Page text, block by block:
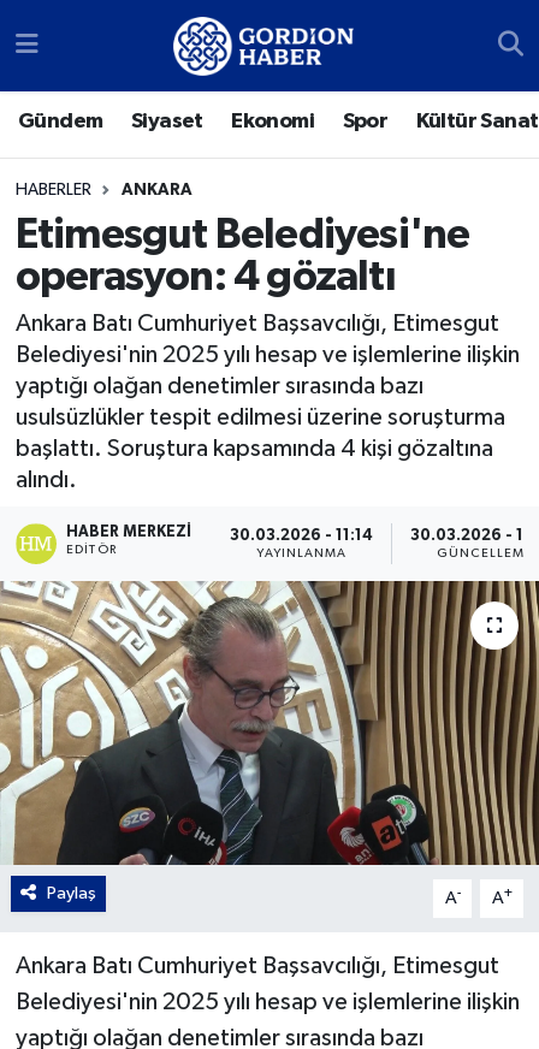
Gündem Siyaset Ekonomi Spor Kültür Sanat
HABERLER ANKARA
Etimesgut Belediyesi'ne
operasyon: 4 gözaltı
Ankara Batı Cumhuriyet Başsavcılığı, Etimesgut
Belediyesi'nin 2025 yılı hesap ve işlemlerine ilişkin
yaptığı olağan denetimler sırasında bazı
usulsüzlükler tespit edilmesi üzerine soruşturma
başlattı. Soruştura kapsamında 4 kişi gözaltına
alındı.
HABER MERKEZI
EDITÖR
30.03.2026 - 11:14
YAYINLANMA
30.03.2026 -
GÜNCELLEME
Paylaş A- A+
Ankara Batı Cumhuriyet Başsavcılığı, Etimesgut
Belediyesi'nin 2025 yılı hesap ve işlemlerine ilişkin
yaptığı olağan denetimler sırasında bazı
Sosyal Medya Hesaplarımız
Ekonomi
Spor
Kültür Sanat
Türk Dünyası
Polatlı
Gordion
Ankara Nöbetçi Eczaneler
Ankara Trafik Yoğunluk Haritası
Süper Lig Puan Durumu ve Fikstür
Tüm Manşetler
Son Dakika Haberleri
Haber Arşivi